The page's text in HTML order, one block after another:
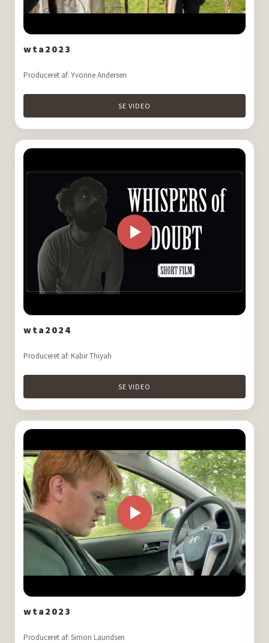
wta2023
Produceret af: Yvonne Andersen
SE VIDEO
wta2024
Produceret af: Kabir Thiyah
SE VIDEO
wta2023
Produceret af: Simon Lauridsen